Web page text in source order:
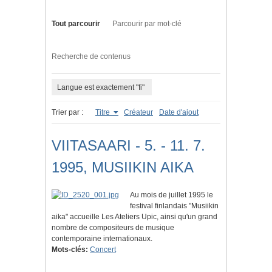
Tout parcourir Parcourir par mot-clé
Recherche de contenus
Langue est exactement "fi"
Trier par : Titre Créateur Date d'ajout
VIITASAARI - 5. - 11. 7.
1995, MUSIIKIN AIKA
Au mois de juillet 1995 le
festival finlandais "Musiikin
aika" accueille Les Ateliers Upic, ainsi qu'un grand
nombre de compositeurs de musique
contemporaine internationaux.
Mots-clés: Concert